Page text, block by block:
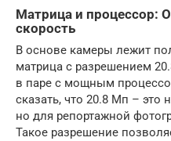
Матрица и процессор:
скорость
В основе камеры лежит
матрица с разрешением
в паре с мощным
сказать, что 20.8 Мп – это
но для репортажной
Такое разрешение